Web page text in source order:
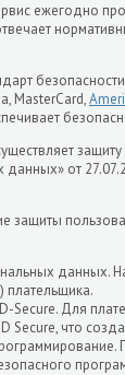
ежегодно
MasterCard,
данных» от
защиты
данных.
плательщика.
Secure. Для
Secure, что